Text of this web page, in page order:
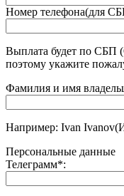
Номер телефона(для
Выплата будет по СБП
поэтому укажите
Фамилия и имя
Например: Ivan
Персональные данные
Телеграмм*: